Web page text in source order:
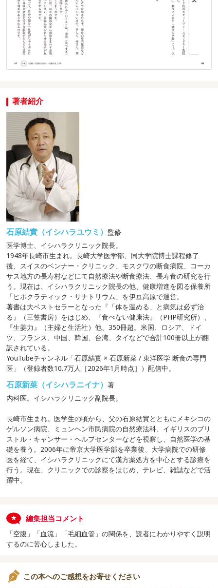
著者紹介
石原結實（イシハラユウミ） 監修
医学博士、イシハラクリニック院長。
1948年長崎市生まれ。長崎大学医学部、同大学院博士課程修了
後、スイスのベンナー・クリニック、モスクワの断食病院、コーカ
サス地方の長寿村などにて自然療法や断食療法、長寿食の研究を行
う。現在は、イシハラクリニック院長の他、健康増進を図る保養所
「ヒポクラティック・サナトリウム」を伊豆高原で運営。
著書は大ベストセラーとなった『「体を温める」と病気は必ず治
る』（三笠書房）をはじめ、『食べない健康法』（PHP研究所）、
『生姜力』（主婦と生活社）他、350冊超。米国、ロシア、ドイ
ツ、フランス、中国、韓国、台湾、タイなどで合計100冊以上が翻
訳されている。
YouTubeチャンネル「石原結實 × 石原新菜 / 東洋医学 断食の専門
医」（登録者数10.7万人［2026年1月時点］）配信中。
石原新菜（イシハラニイナ）著
内科医。イシハラクリニック副院長。
長崎市生まれ。医学生の頃から、父の石原結實とともにメキシコの
ゲルソン病院、ミュンヘン市民病院の自然療法科、イギリスのブリ
ストル・キャンサー・ヘルプセンターなどを視察し、自然医学の基
礎を養う。2006年に帝京大学医学部を卒業後、大学病院での研修
医を経て、イシハラクリニックにて漢方薬処方を中心とする診療を
行う。現在、クリニックでの診察をはじめ、テレビ、雑誌などで活
躍中。
編集担当コメント
「空腹」「血流」「毛細血管」の関係を、読者にわかりやすく説明
するのに苦心しました。
この本へのご感想をお寄せください